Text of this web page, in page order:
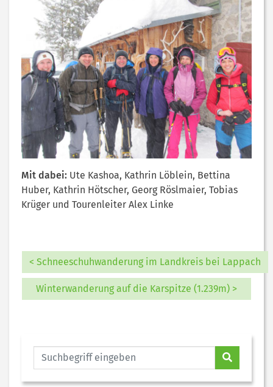
Mit dabei: Ute Kashoa, Kathrin Löblein, Bettina
Huber, Kathrin Hötscher, Georg Röslmaier, Tobias
Krüger und Tourenleiter Alex Linke
< Schneeschuhwanderung im Landkreis bei Lappach
Winterwanderung auf die Karspitze (1.239m) >